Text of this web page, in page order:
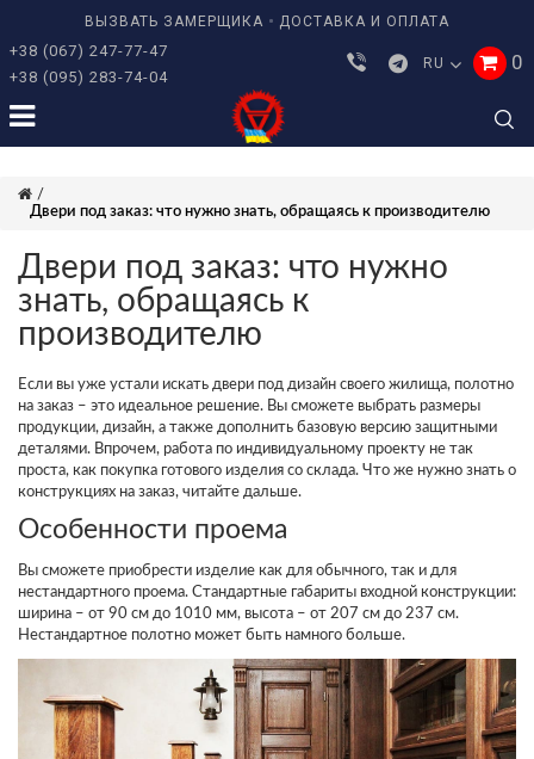
ВЫЗВАТЬ ЗАМЕРЩИКА ДОСТАВКА И ОПЛАТА
+38 (067) 247-77-47
+38 (095) 283-74-04
RU 0
Двери под заказ: что нужно знать, обращаясь к производителю
Двери под заказ: что нужно
знать, обращаясь к
производителю
Если вы уже устали искать двери под дизайн своего жилища, полотно
на заказ – это идеальное решение. Вы сможете выбрать размеры
продукции, дизайн, а также дополнить базовую версию защитными
деталями. Впрочем, работа по индивидуальному проекту не так
проста, как покупка готового изделия со склада. Что же нужно знать о
конструкциях на заказ, читайте дальше.
Особенности проема
Вы сможете приобрести изделие как для обычного, так и для
нестандартного проема. Стандартные габариты входной конструкции:
ширина – от 90 см до 1010 мм, высота – от 207 см до 237 см.
Нестандартное полотно может быть намного больше.